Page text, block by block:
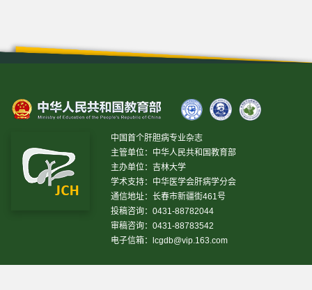
中国首个肝胆病专业杂志
主管单位：中华人民共和国教育部
主办单位：吉林大学
学术支持：中华医学会肝病学分会
通信地址：长春市新疆街461号
投稿咨询：0431-88782044
审稿咨询：0431-88783542
电子信箱：
lcgdb@vip.163.com